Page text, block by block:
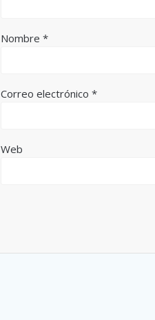
Nombre*
Correo electrónico*
Web